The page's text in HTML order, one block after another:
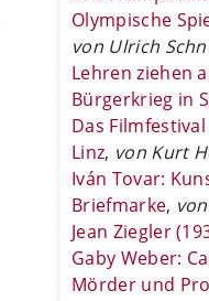
Olympische
von Ulrich
Lehren ziehen
Bürgerkrieg in
Das
Linz, von Kurt
Iván Tovar:
Briefmarke,
Jean Ziegler
Gaby Weber:
Mörder und